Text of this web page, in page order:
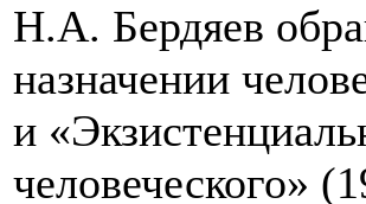
Н.А. Бердяев
назначении
и
человеческого»